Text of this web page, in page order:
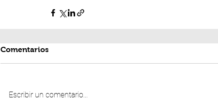
Comentarios
Escribir un comentario...